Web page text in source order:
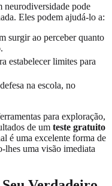
neurodiversidade pode
Eles podem ajudá-lo a:
surgir ao perceber quanto
estabelecer limites para
na escola, no
para exploração,
de um teste gratuito
é uma excelente forma de
uma visão imediata